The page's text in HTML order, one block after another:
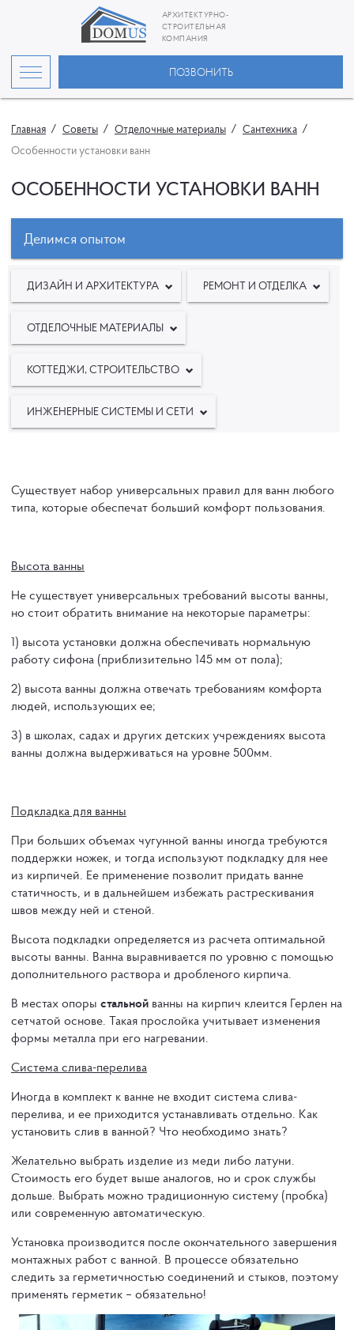
АРХИТЕКТУРНО-
СТРОИТЕЛЬНАЯ
КОМПАНИЯ
ПОЗВОНИТЬ
Главная Советы Отделочные материалы
Сантехника
Особенности установки ванн
ОСОБЕННОСТИ УСТАНОВКИ ВАНН
Делимся опытом
ДИЗАЙН И АРХИТЕКТУРА РЕМОНТ И ОТДЕЛКА
ОТДЕЛОЧНЫЕ МАТЕРИАЛЫ
КОТТЕДЖИ, СТРОИТЕЛЬСТВО
ИНЖЕНЕРНЫЕ СИСТЕМЫ И СЕТИ
Существует набор универсальных правил для ванн любого
типа, которые обеспечат больший комфорт пользования.
Высота ванны
Не существует универсальных требований высоты ванны,
но стоит обратить внимание на некоторые параметры:
1) высота установки должна обеспечивать нормальную
работу сифона (приблизительно 145 мм от пола);
2) высота ванны должна отвечать требованиям комфорта
людей, использующих ее;
3) в школах, садах и других детских учреждениях высота
ванны должна выдерживаться на уровне 500мм.
Подкладка для ванны
При больших объемах чугунной ванны иногда требуются
поддержки ножек, и тогда используют подкладку для нее
из кирпичей. Ее применение позволит придать ванне
статичность, и в дальнейшем избежать растрескивания
швов между ней и стеной.
Высота подкладки определяется из расчета оптимальной
высоты ванны. Ванна выравнивается по уровню с помощью
дополнительного раствора и дробленого кирпича.
В местах опоры стальной ванны на кирпич клеится Герлен на
сетчатой основе. Такая прослойка учитывает изменения
формы металла при его нагревании.
Система слива-перелива
Иногда в комплект к ванне не входит система слива-
перелива, и ее приходится устанавливать отдельно. Как
установить слив в ванной? Что необходимо знать?
Желательно выбрать изделие из меди либо латуни.
Стоимость его будет выше аналогов, но и срок службы
дольше. Выбрать можно традиционную систему (пробка)
или современную автоматическую.
Установка производится после окончательного завершения
монтажных работ с ванной. В процессе обязательно
следить за герметичностью соединений и стыков, поэтому
применять герметик – обязательно!